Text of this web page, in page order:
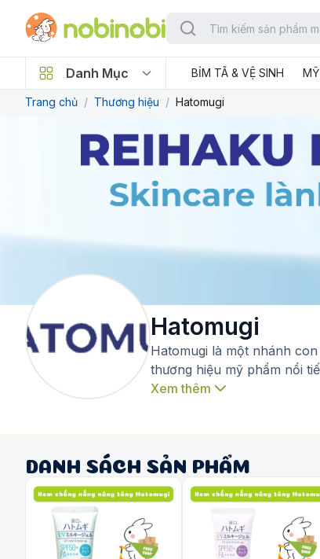
Danh Mục BỈM TÃ & VỆ SINH
Trang chủ / Thương hiệu / Hatomugi
Hatomugi
Hatomugi là một nhánh
thương hiệu mỹ phẩm nổi
chất hoa trà, bơ hạt mỡ,
Xem thêm
DANH SÁCH SẢN PHẨM